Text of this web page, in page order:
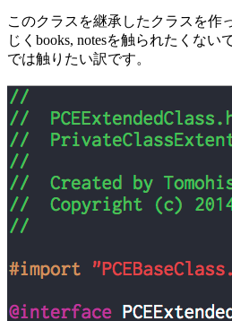
の
このクラスを継承したクラスを作
じくbooks, notesを触られたくな
では触りたい訳です。